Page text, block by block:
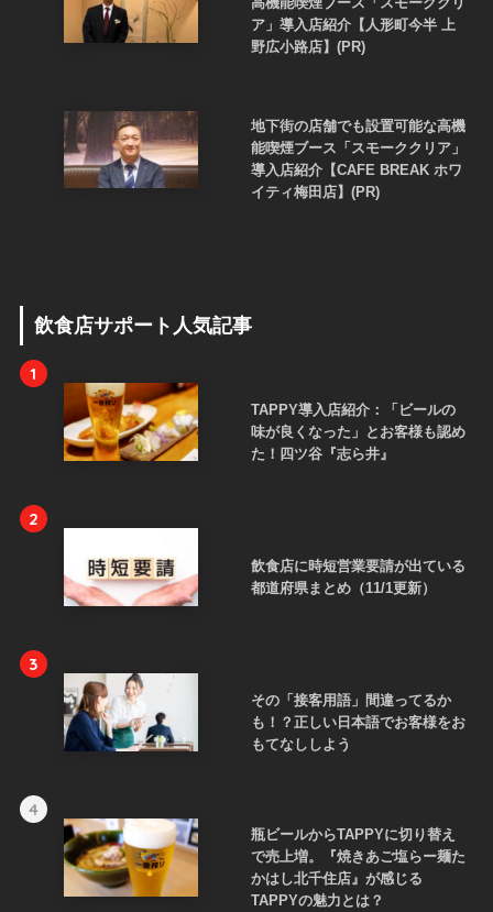
ア」導入店紹介【人形町今半 上
野広小路店】(PR)
地下街の店舗でも設置可能な高機
能喫煙ブース「スモーククリア」
導入店紹介【CAFE BREAK ホワ
イティ梅田店】(PR)
飲食店サポート人気記事
1
TAPPY導入店紹介：「ビールの
味が良くなった」とお客様も認め
た！四ツ谷『志ら井』
2
飲食店に時短営業要請が出ている
都道府県まとめ（11/1更新）
3
その「接客用語」間違ってるか
も！？正しい日本語でお客様をお
もてなししよう
4
瓶ビールからTAPPYに切り替え
で売上増。『焼きあご塩らー麺た
かはし北千住店』が感じる
TAPPYの魅力とは？